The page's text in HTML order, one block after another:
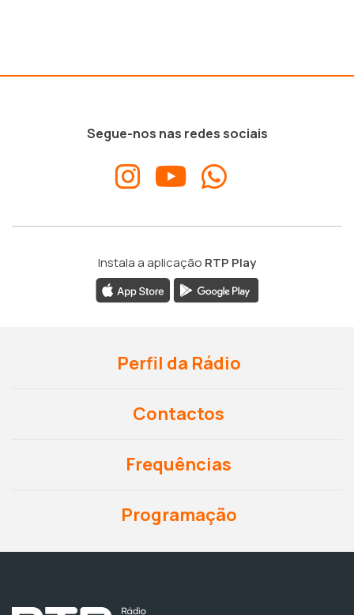
Segue-nos nas redes sociais
Instala a aplicação RTP Play
Perfil da Rádio
Contactos
Frequências
Programação